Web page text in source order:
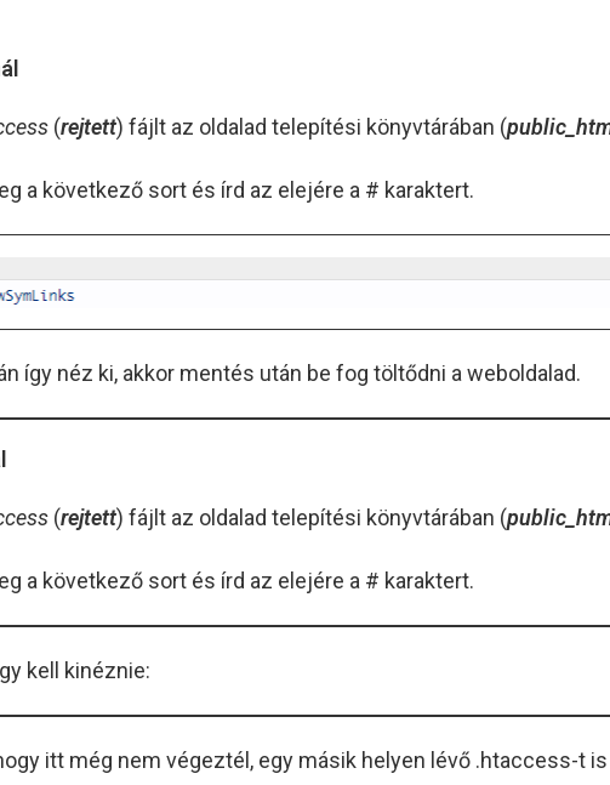
(rejtett) fájlt az oldalad telepítési könyvtárában (
a következő sort és írd az elejére a # karaktert.
így néz ki, akkor mentés után be fog töltődni a weboldalad.
(rejtett) fájlt az oldalad telepítési könyvtárában (
a következő sort és írd az elejére a # karaktert.
kell kinéznie:
itt még nem végeztél, egy másik helyen lévő .htaccess-t